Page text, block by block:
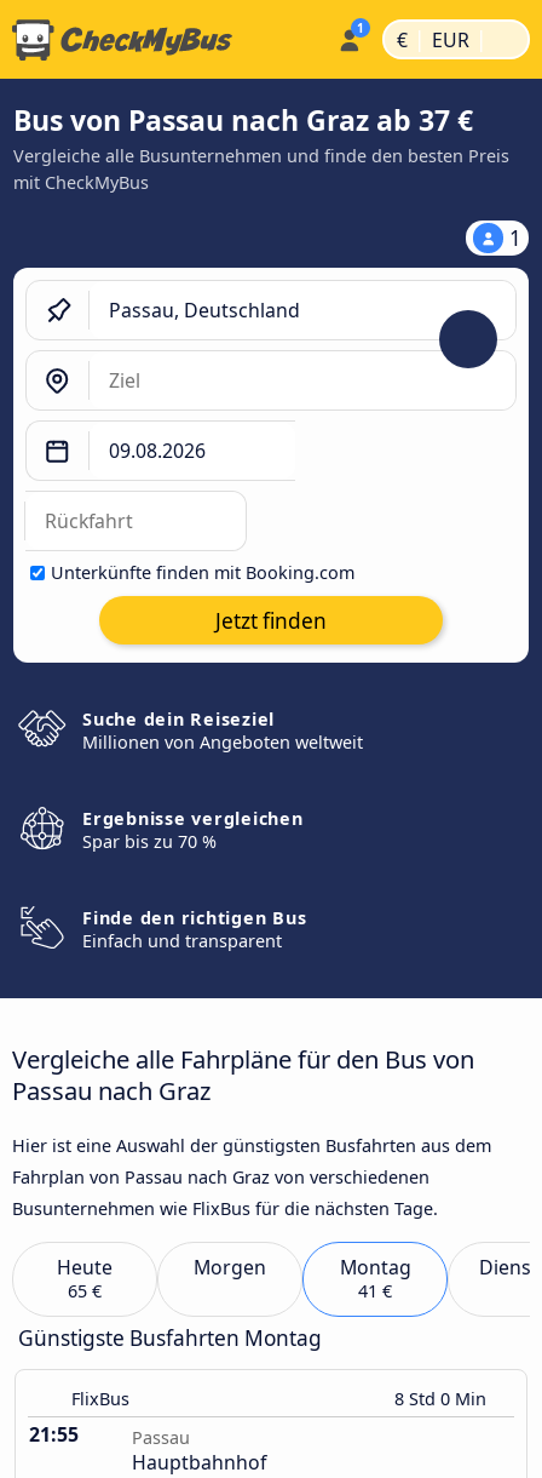
€ | EUR |
Bus von Passau nach Graz ab 37 €
Vergleiche alle Busunternehmen und finde den besten Preis
mit CheckMyBus
1
Unterkünfte finden mit Booking.com
Jetzt finden
Suche dein Reiseziel
Millionen von Angeboten weltweit
Ergebnisse vergleichen
Spar bis zu 70 %
Finde den richtigen Bus
Einfach und transparent
Vergleiche alle Fahrpläne für den Bus von
Passau nach Graz
Hier ist eine Auswahl der günstigsten Busfahrten aus dem
Fahrplan von Passau nach Graz von verschiedenen
Busunternehmen wie FlixBus für die nächsten Tage.
Heute
65 €
Morgen Montag
41 €
Günstigste Busfahrten Montag
FlixBus 8 Std 0 Min
21:55 Passau
Hauptbahnhof